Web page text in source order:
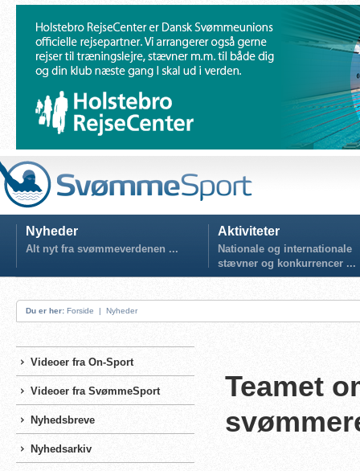
Nyheder
Alt nyt fra svømmeverdenen ...
Aktiviteter
Nationale og internationale
stævner og konkurrencer ...
Du er her: Forside | Nyheder
Videoer fra On-Sport
Videoer fra SvømmeSport
Nyhedsbreve
Nyhedsarkiv
Teamet